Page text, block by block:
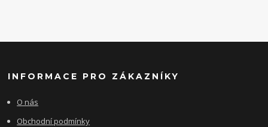
INFORMACE PRO ZÁKAZNÍKY
O nás
Obchodní podmínky